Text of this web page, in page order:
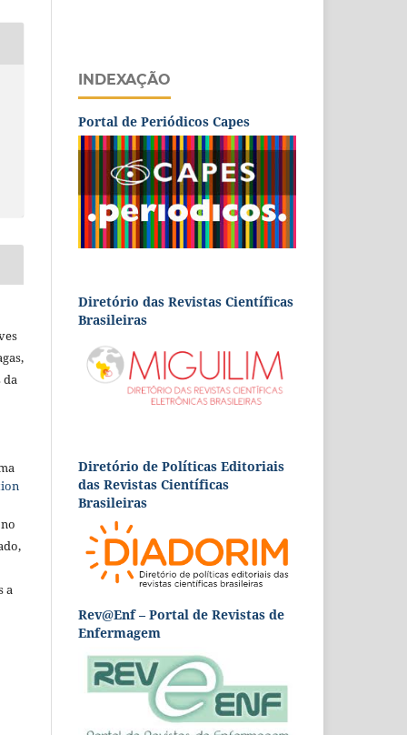
da
a
INDEXAÇÃO
Portal de Periódicos Capes
Diretório das Revistas Científicas
Brasileiras
Diretório de Políticas Editoriais
das Revistas Científicas
Brasileiras
Rev@Enf – Portal de Revistas de
Enfermagem